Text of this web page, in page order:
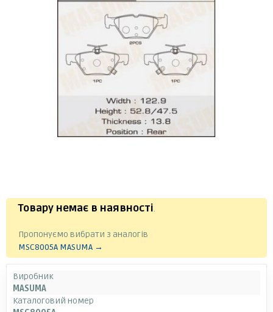
Товару немає в наявності.
Пропонуємо вибрати з аналогів
MSC8005A MASUMA →
Виробник
MASUMA
Каталоговий номер